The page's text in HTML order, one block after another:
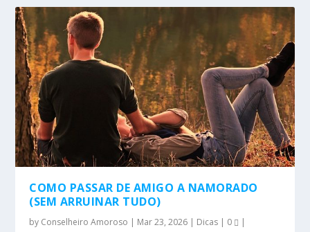
COMO PASSAR DE AMIGO A NAMORADO
(SEM ARRUINAR TUDO)
by Conselheiro Amoroso | Mar 23, 2026 | Dicas | 0 |